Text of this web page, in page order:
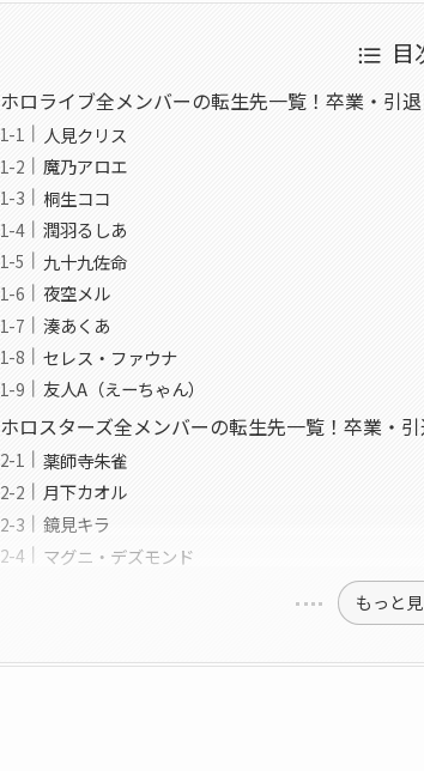
目
ホロライブ全メンバーの転生先一覧！卒業・引
人見クリス
魔乃アロエ
桐生ココ
潤羽るしあ
九十九佐命
夜空メル
湊あくあ
セレス・ファウナ
友人A（えーちゃん）
ホロスターズ全メンバーの転生先一覧！卒業・
薬師寺朱雀
月下カオル
鏡見キラ
マグニ・デズモンド
もっと